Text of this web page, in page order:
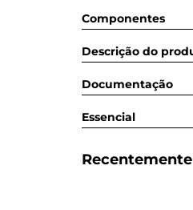
Componentes
Descrição do
Documentação
Essencial